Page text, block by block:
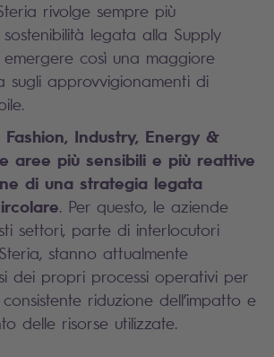
rivolge sempre più
legata alla Supply
così una maggiore
sugli approvvigionamenti di
Industry, Energy &
aree più sensibili e più reattive
di una strategia legata
. Per questo, le aziende
settori, parte di interlocutori
stanno attualmente
dei propri processi operativi per
riduzione dell’impatto e
delle risorse utilizzate.